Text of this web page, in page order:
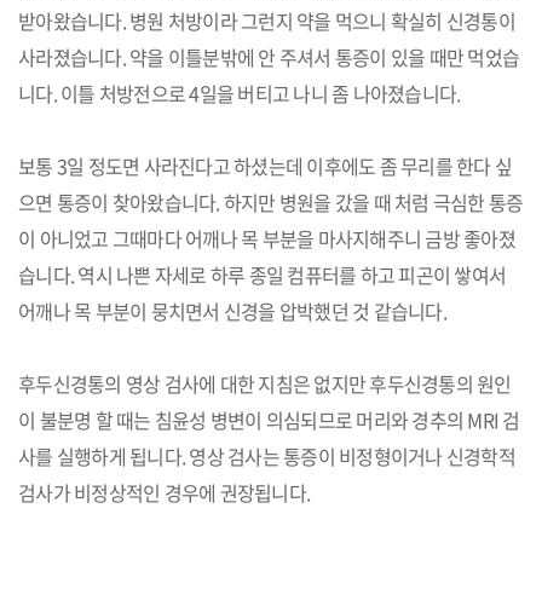
받아왔습니다. 병원 처방이라 그런지 약을 먹으니 확실히 신경통이
사라졌습니다. 약을 이틀분밖에 안 주셔서 통증이 있을 때만 먹었습
니다. 이틀 처방전으로 4일을 버티고 나니 좀 나아졌습니다.
보통 3일 정도면 사라진다고 하셨는데 이후에도 좀 무리를 한다 싶
으면 통증이 찾아왔습니다. 하지만 병원을 갔을 때 처럼 극심한 통증
이 아니었고 그때마다 어깨나 목 부분을 마사지해주니 금방 좋아졌
습니다. 역시 나쁜 자세로 하루 종일 컴퓨터를 하고 피곤이 쌓여서
어깨나 목 부분이 뭉치면서 신경을 압박했던 것 같습니다.
후두신경통의 영상 검사에 대한 지침은 없지만 후두신경통의 원인
이 불분명 할 때는 침윤성 병변이 의심되므로 머리와 경추의 MRI 검
사를 실행하게 됩니다. 영상 검사는 통증이 비정형이거나 신경학적
검사가 비정상적인 경우에 권장됩니다.